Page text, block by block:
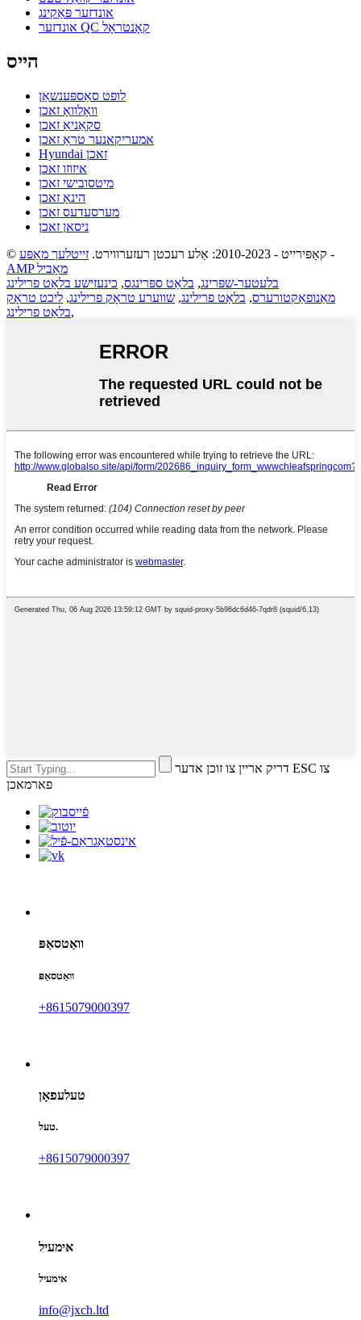
אונדזער פּאַקינג
אונדזער QC קאָנטראָל
הייס
לופט סאַספּענשאַן
וואָלוואָ זאכן
סקאַניאַ זאכן
אמעריקאנער טראַ זאכן
Hyundai זאכן
איזוזו זאכן
מיטסובישי זאכן
הינאָ זאכן
מערסעדעס זאכן
ניסאן זאכן
© קאַפּירייט - 2010-2023: אַלע רעכטן רעזערווירט.
זייטלעך מאַפּע
-
AMP מאָביל
בלעטער-שפּרינג, בלאַט ספּרינגס, כינעזישע בלאַט פרילינג
מאַנופאַקטורערס, בלאַט פרילינג, שווערע טראָק פרילינג, ליכט טראָק
בלאַט פרילינג,
דריק אריין צו זוכן אדער ESC צו
פארמאכן
וואַטסאַפּ
וואַטסאַפּ
+8615079000397
טעלעפאָן
טעל.
+8615079000397
אימעיל
אימעיל
info@jxch.ltd